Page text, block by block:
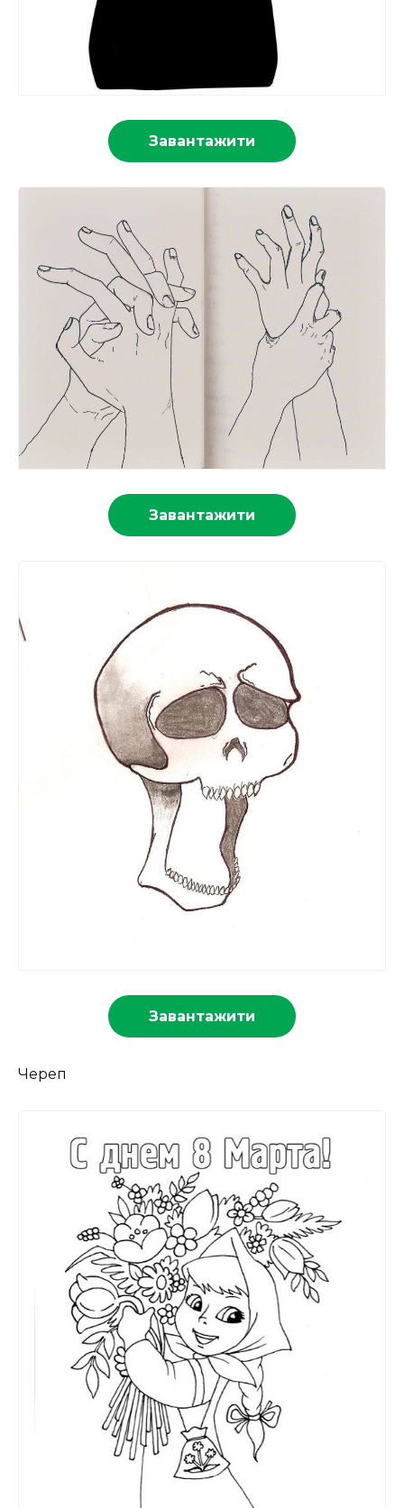
Завантажити
Завантажити
Завантажити
Череп